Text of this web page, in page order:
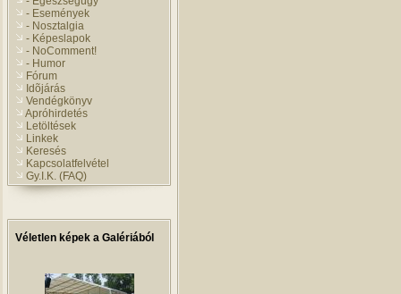
- Események
- Nosztalgia
- Képeslapok
- NoComment!
- Humor
Fórum
Idõjárás
Vendégkönyv
Apróhirdetés
Letöltések
Linkek
Keresés
Kapcsolatfelvétel
Gy.I.K. (FAQ)
Véletlen képek a Galériából